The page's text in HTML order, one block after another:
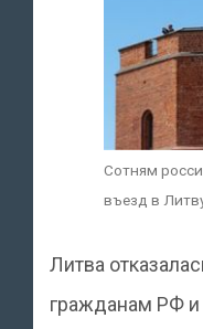
Сотням
въезд в
Литва
гражданам РФ и